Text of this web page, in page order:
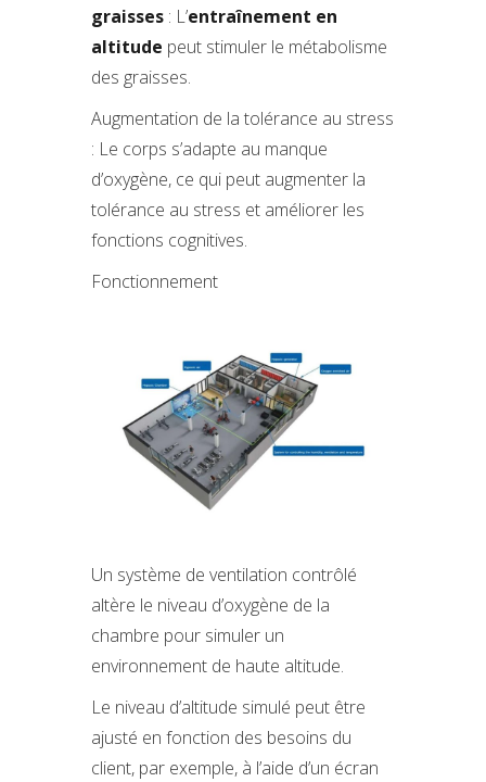
graisses : L’entraînement en
altitude peut stimuler le métabolisme
des graisses.
Augmentation de la tolérance au stress
: Le corps s’adapte au manque
d’oxygène, ce qui peut augmenter la
tolérance au stress et améliorer les
fonctions cognitives.
Fonctionnement
Un système de ventilation contrôlé
altère le niveau d’oxygène de la
chambre pour simuler un
environnement de haute altitude.
Le niveau d’altitude simulé peut être
ajusté en fonction des besoins du
client, par exemple, à l’aide d’un écran